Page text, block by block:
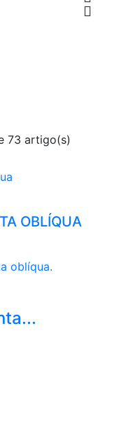

73 artigo(s)
OBLÍQUA
oblíqua.